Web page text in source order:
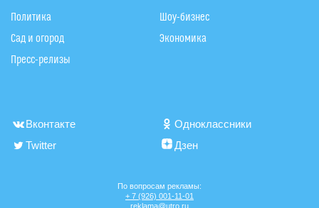
Политика
Сад и огород
Пресс-релизы
Шоу-бизнес
Экономика
Вконтакте
Одноклассники
Twitter
Дзен
По вопросам рекламы:
+ 7 (926) 001-11-01
reklama@utro.ru